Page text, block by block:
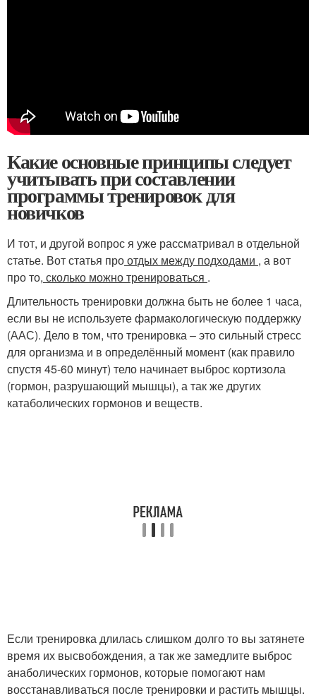
Какие основные принципы следует
учитывать при составлении
программы тренировок для
новичков
И тот, и другой вопрос я уже рассматривал в отдельной
статье. Вот статья проотдых между подходами , а вот
про то, сколько можно тренироваться .
Длительность тренировки должна быть не более 1 часа,
если вы не используете фармакологическую поддержку
(ААС). Дело в том, что тренировка – это сильный стресс
для организма и в определённый момент (как правило
спустя 45-60 минут) тело начинает выброс кортизола
(гормон, разрушающий мышцы), а так же других
катаболических гормонов и веществ.
Если тренировка длилась слишком долго то вы затянете
время их высвобождения, а так же замедлите выброс
анаболических гормонов, которые помогают нам
восстанавливаться после тренировки и растить мышцы.